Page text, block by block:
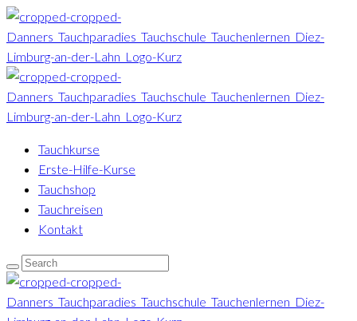
Tauchkurse
Erste-Hilfe-Kurse
Tauchshop
Tauchreisen
Kontakt